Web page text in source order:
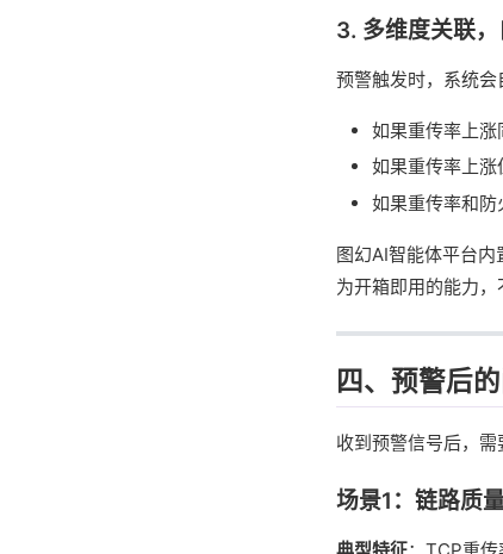
3. 多维度关联
预警触发时，系统会
如果重传率上
如果重传率上
如果重传率和
图幻AI智能体平台
为开箱即用的能力
四、预警后
收到预警信号后，
场景1：链路质
典型特征：TCP重